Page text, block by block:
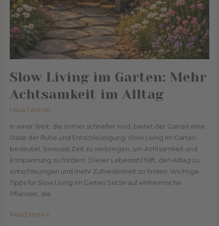
Slow Living im Garten: Mehr
Achtsamkeit im Alltag
Haus/ admin
In einer Welt, die immer schneller wird, bietet der Garten eine
Oase der Ruhe und Entschleunigung. Slow Living im Garten
bedeutet, bewusst Zeit zu verbringen, um Achtsamkeit und
Entspannung zu fördern. Dieser Lebensstil hilft, den Alltag zu
entschleunigen und mehr Zufriedenheit zu finden. Wichtige
Tipps für Slow Living im Garten Setze auf einheimische
Pflanzen, die
Read More »